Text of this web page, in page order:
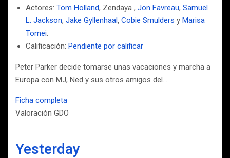
Actores: Tom Holland, Zendaya , Jon Favreau, Samuel
L. Jackson, Jake Gyllenhaal, Cobie Smulders y Marisa
Tomei.
Calificación: Pendiente por calificar
Peter Parker decide tomarse unas vacaciones y marcha a
Europa con MJ, Ned y sus otros amigos del…
Ficha completa
Valoración GDO
Yesterday